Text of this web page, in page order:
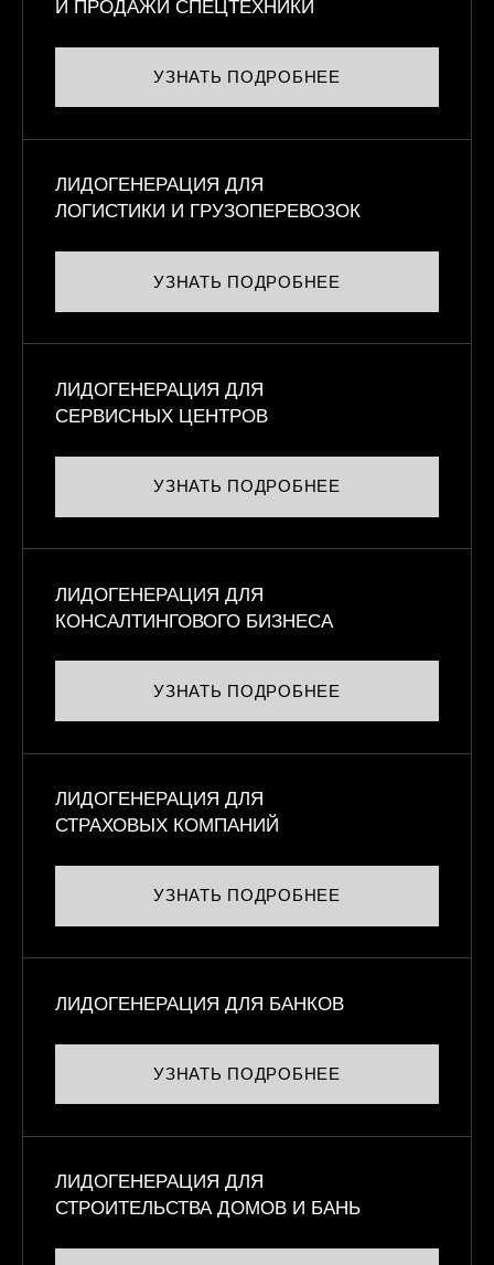
И ПРОДАЖИ СПЕЦТЕХНИКИ
УЗНАТЬ ПОДРОБНЕЕ
ЛИДОГЕНЕРАЦИЯ ДЛЯ
ЛОГИСТИКИ И ГРУЗОПЕРЕВОЗОК
УЗНАТЬ ПОДРОБНЕЕ
ЛИДОГЕНЕРАЦИЯ ДЛЯ
СЕРВИСНЫХ ЦЕНТРОВ
УЗНАТЬ ПОДРОБНЕЕ
ЛИДОГЕНЕРАЦИЯ ДЛЯ
КОНСАЛТИНГОВОГО БИЗНЕСА
УЗНАТЬ ПОДРОБНЕЕ
ЛИДОГЕНЕРАЦИЯ ДЛЯ
СТРАХОВЫХ КОМПАНИЙ
УЗНАТЬ ПОДРОБНЕЕ
ЛИДОГЕНЕРАЦИЯ ДЛЯ БАНКОВ
УЗНАТЬ ПОДРОБНЕЕ
ЛИДОГЕНЕРАЦИЯ ДЛЯ
СТРОИТЕЛЬСТВА ДОМОВ И БАНЬ